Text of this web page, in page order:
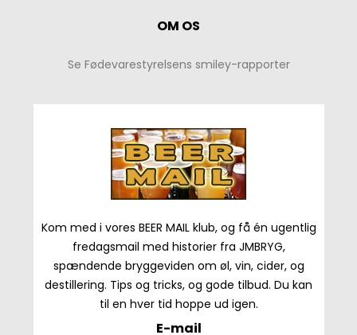
OM OS
Se Fødevarestyrelsens smiley-rapporter
Kom med i vores BEER MAIL klub, og få én ugentlig
fredagsmail med historier fra JMBRYG,
spændende bryggeviden om øl, vin, cider, og
destillering. Tips og tricks, og gode tilbud. Du kan
til en hver tid hoppe ud igen.
E-mail